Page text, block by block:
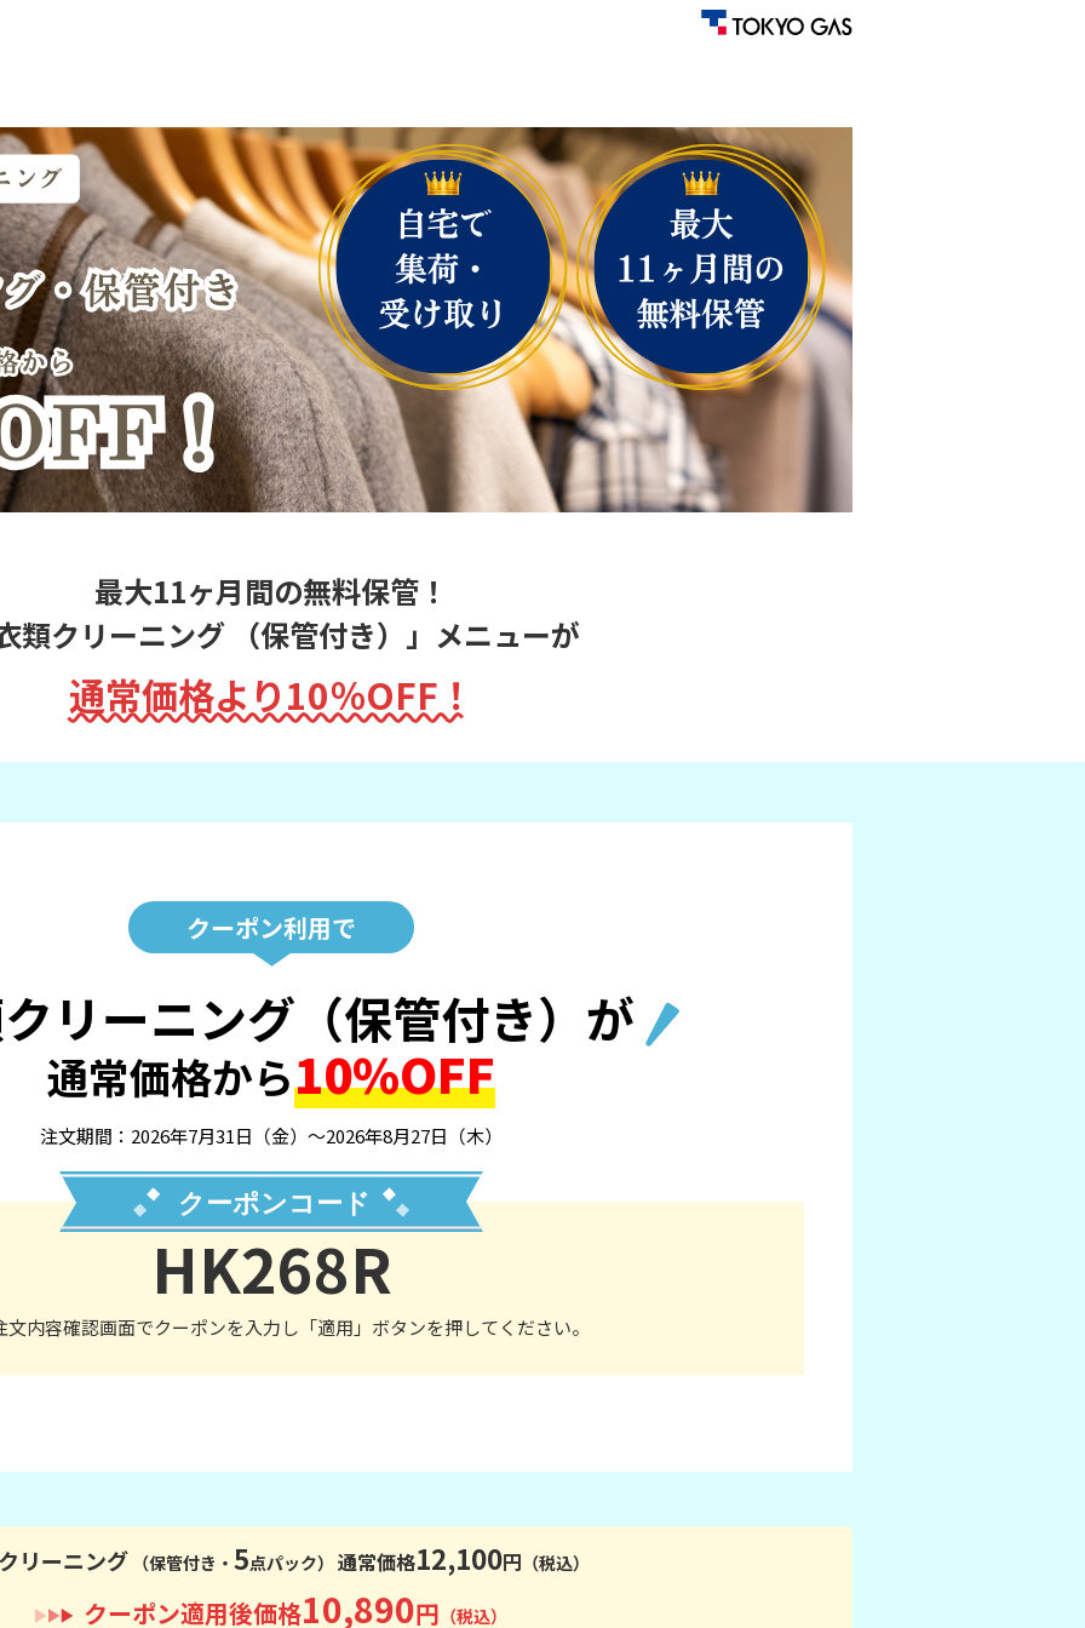
最大11ヶ月間の無料保管！
類クリーニング （保管付き）」メニューが
通常価格より10％OFF！
クーポン利用で
リーニング （保管付き）が
通常価格から10%OFF
注文期間：2026年7月31日（金）～2026年8月27日（木）
HK268R
内容確認画面でクーポンを入力し「適用」ボタンを押してください。
リーニング （保管付き・ 5点パック） 通常価格12,100円 （税込）
クーポン適用後価格10,890円 （税込）